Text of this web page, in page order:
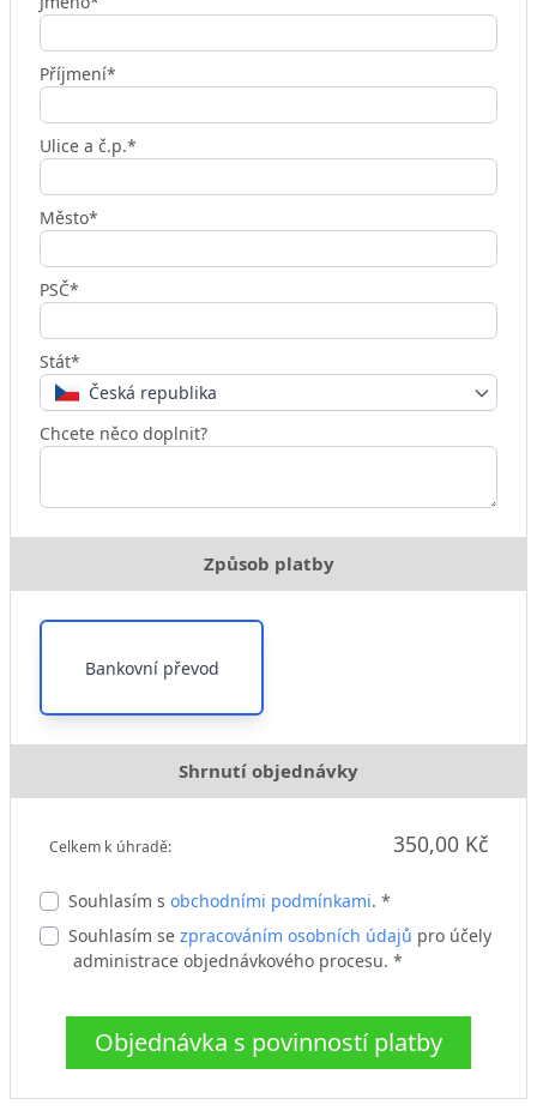
Příjmení*
Ulice a č.p.*
Město*
PSČ*
Stát*
Česká republika
Chcete něco doplnit?
Způsob platby
Bankovní převod
Shrnutí objednávky
Celkem k úhradě: 350,00 Kč
Souhlasím s obchodními podmínkami. *
Souhlasím se zpracováním osobních údajů pro účely
administrace objednávkového procesu. *
Objednávka s povinností platby